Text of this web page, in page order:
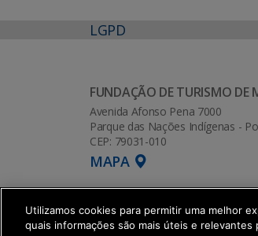
LGPD
FUNDAÇÃO DE TURISMO DE
Avenida Afonso Pena 7000
Parque das Nações Indígenas -
CEP: 79031-010
MAPA
Utilizamos cookies para permitir uma melhor
quais informações são mais úteis e